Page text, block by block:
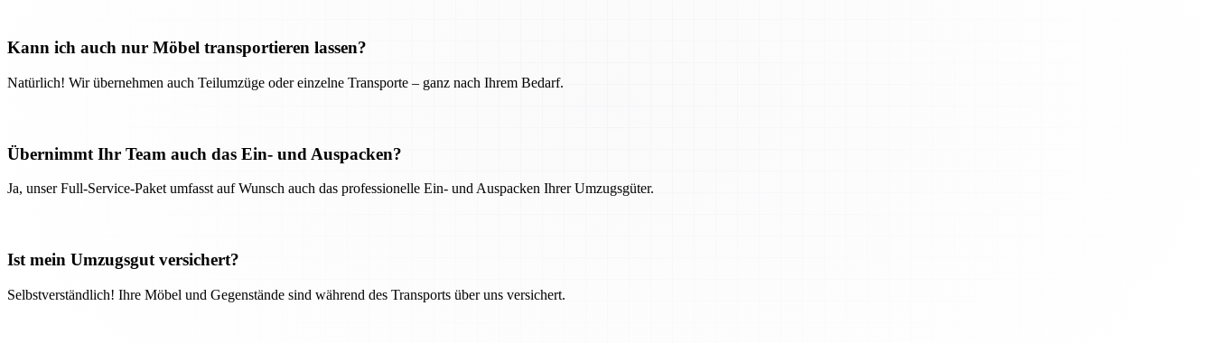
Kann ich auch nur Möbel transportieren lassen?
Natürlich! Wir übernehmen auch Teilumzüge oder einzelne Transporte – ganz nach Ihrem Bedarf.
Übernimmt Ihr Team auch das Ein- und Auspacken?
Ja, unser Full-Service-Paket umfasst auf Wunsch auch das professionelle Ein- und Auspacken Ihrer Umzugsgüter.
Ist mein Umzugsgut versichert?
Selbstverständlich! Ihre Möbel und Gegenstände sind während des Transports über uns versichert.